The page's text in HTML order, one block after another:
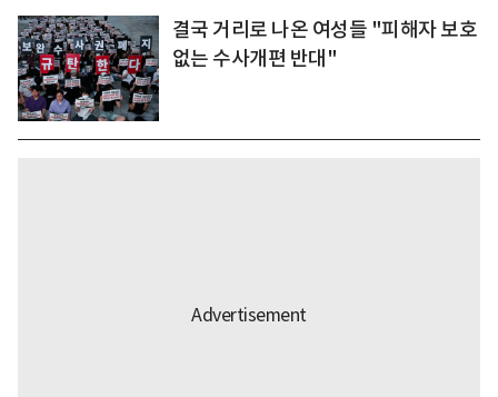
결국 거리로 나온 여성들 "피해자 보호
없는 수사개편 반대"